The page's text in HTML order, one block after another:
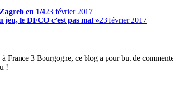
en 1/423 février 2017
jeu, le DFCO c’est pas mal »23 février 2017
France 3 Bourgogne, ce blog a pour but de
!